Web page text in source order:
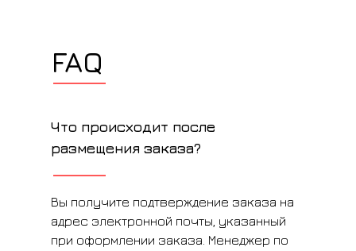
Вы получите подтверждение заказа на
адрес электронной почты, указанный
при оформлении заказа. Менеджер по
Что происходит после
размещения заказа?
FAQ